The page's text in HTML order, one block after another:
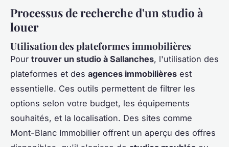
Processus de recherche d'un studio à
louer
Utilisation des plateformes immobilières
Pour trouver un studio à Sallanches, l'utilisation des
plateformes et des agences immobilières est
essentielle. Ces outils permettent de filtrer les
options selon votre budget, les équipements
souhaités, et la localisation. Des sites comme
Mont-Blanc Immobilier offrent un aperçu des offres